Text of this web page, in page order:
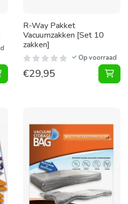
Vacuumzakken 130X100 [Set 2
R-Way Pakket
Vacuumzakken [Set 10
zakken]
Op voorraad
€29,95